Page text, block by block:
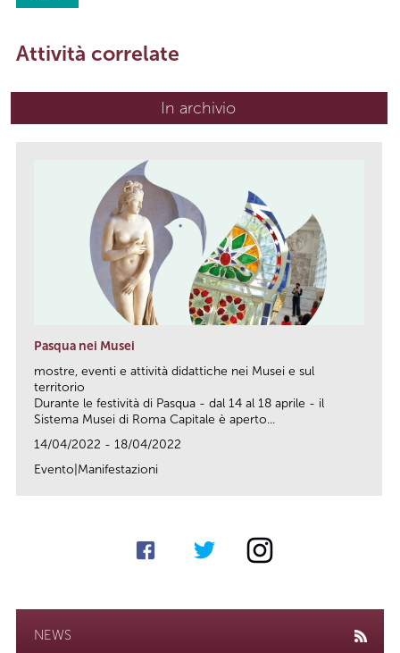
Attività correlate
In archivio
Pasqua nei Musei
mostre, eventi e attività didattiche nei Musei e sul
territorio
Durante le festività di Pasqua - dal 14 al 18 aprile - il
Sistema Musei di Roma Capitale è aperto...
14/04/2022 - 18/04/2022
Evento|Manifestazioni
NEWS